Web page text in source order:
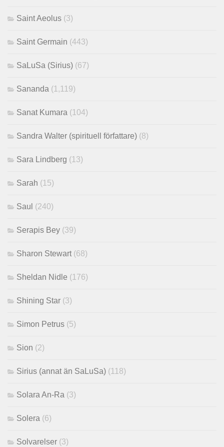
Saint Aeolus (3)
Saint Germain (443)
SaLuSa (Sirius) (67)
Sananda (1,119)
Sanat Kumara (104)
Sandra Walter (spirituell författare) (8)
Sara Lindberg (13)
Sarah (15)
Saul (240)
Serapis Bey (39)
Sharon Stewart (68)
Sheldan Nidle (176)
Shining Star (3)
Simon Petrus (5)
Sion (2)
Sirius (annat än SaLuSa) (118)
Solara An-Ra (3)
Solera (6)
Solvarelser (3)